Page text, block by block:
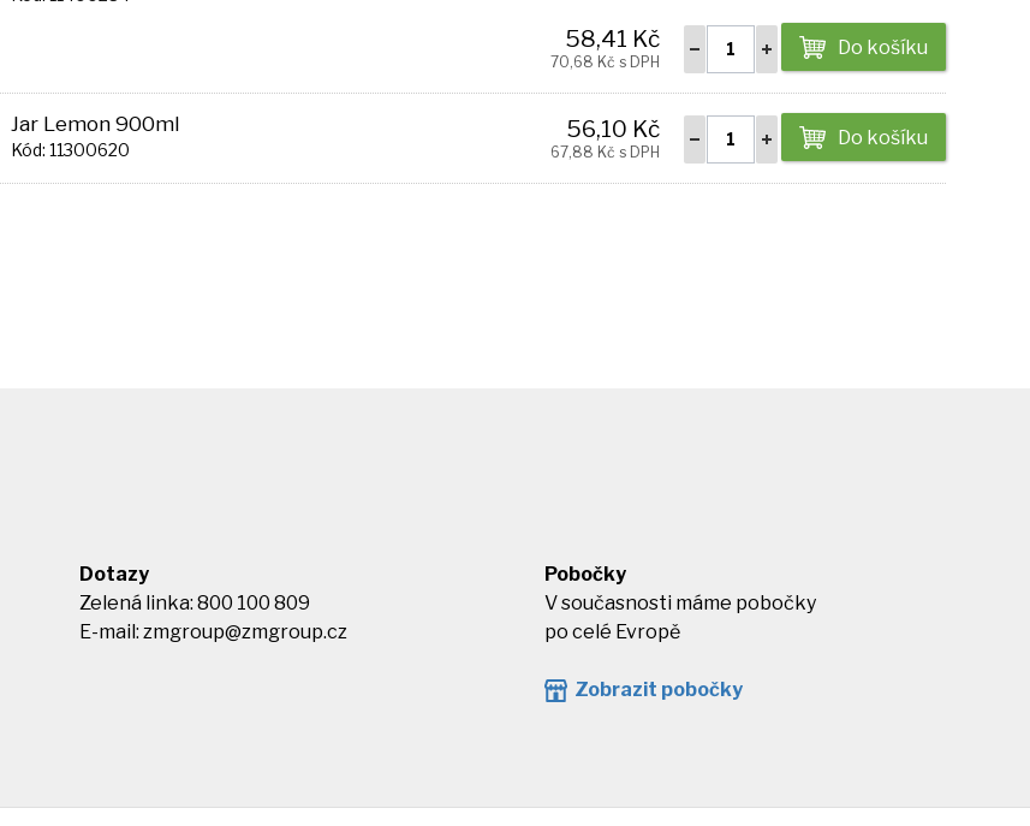
Do košíku
58,41 Kč
70,68 Kč s DPH
Jar Lemon 900ml
Kód: 11300620
Do košíku
56,10 Kč
67,88 Kč s DPH
Dotazy
Zelená linka: 800 100 809
E-mail:zmgroup@zmgroup.cz
Pobočky
V současnosti máme pobočky
po celé Evropě
Zobrazit pobočky